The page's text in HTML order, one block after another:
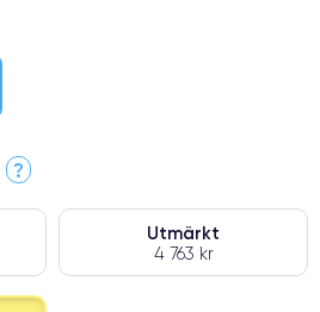
?
Utmärkt
4 763 kr